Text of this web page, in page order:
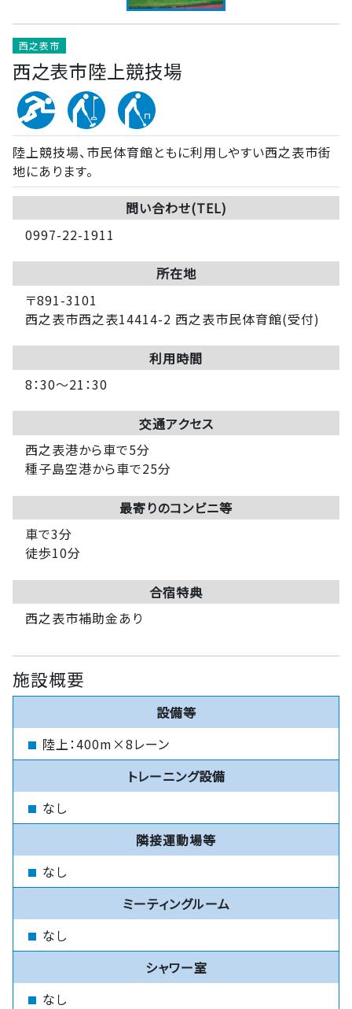
西之表市
西之表市陸上競技場
陸上競技場、市民体育館ともに利用しやすい西之表市街
地にあります。
問い合わせ(TEL)
0997-22-1911
所在地
〒891-3101
西之表市西之表14414-2 西之表市民体育館(受付)
利用時間
8：30～21：30
交通アクセス
西之表港から車で5分
種子島空港から車で25分
最寄りのコンビニ等
車で3分
徒歩10分
合宿特典
西之表市補助金あり
施設概要
設備等
陸上：400m×8レーン
トレーニング設備
なし
隣接運動場等
なし
ミーティングルーム
なし
シャワー室
なし